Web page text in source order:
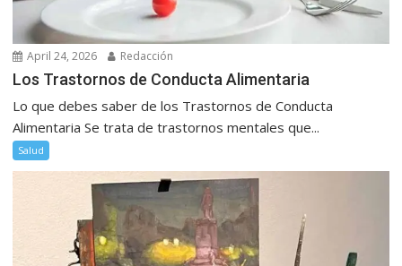
April 24, 2026 Redacción
Los Trastornos de Conducta Alimentaria
Lo que debes saber de los Trastornos de Conducta
Alimentaria Se trata de trastornos mentales que...
Salud